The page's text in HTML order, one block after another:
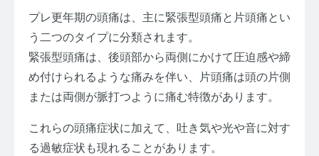
プレ更年期の頭痛は、主に緊張型頭痛と片頭痛とい
う二つのタイプに分類されます。
緊張型頭痛は、後頭部から両側にかけて圧迫感や締
め付けられるような痛みを伴い、片頭痛は頭の片側
または両側が脈打つように痛む特徴があります。
これらの頭痛症状に加えて、吐き気や光や音に対す
る過敏症状も現れることがあります。